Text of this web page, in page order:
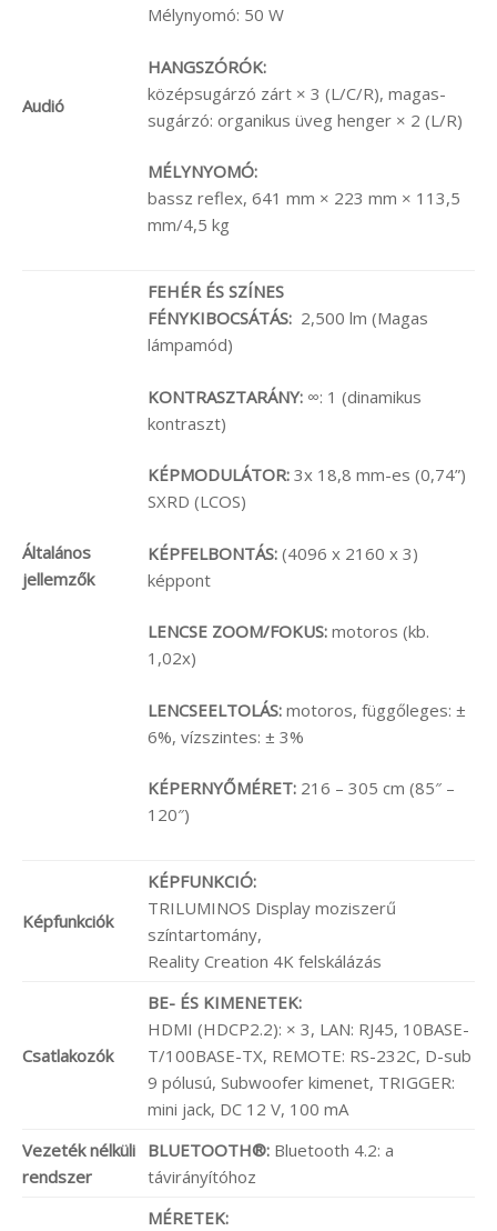
Audió
Mélynyomó: 50 W
HANGSZÓRÓK:
középsugárzó zárt × 3 (L/C/R), magas-
sugárzó: organikus üveg henger × 2 (L/R)
MÉLYNYOMÓ:
bassz reflex, 641 mm × 223 mm × 113,5
mm/4,5 kg
Általános
jellemzők
FEHÉR ÉS SZÍNES
FÉNYKIBOCSÁTÁS: 2,500 lm (Magas
lámpamód)
KONTRASZTARÁNY: ∞: 1 (dinamikus
kontraszt)
KÉPMODULÁTOR: 3x 18,8 mm-es (0,74”)
SXRD (LCOS)
KÉPFELBONTÁS: (4096 x 2160 x 3)
képpont
LENCSE ZOOM/FOKUS: motoros (kb.
1,02x)
LENCSEELTOLÁS: motoros, függőleges: ±
6%, vízszintes: ± 3%
KÉPERNYŐMÉRET: 216 – 305 cm (85″ –
120″)
Képfunkciók
KÉPFUNKCIÓ:
TRILUMINOS Display moziszerű
színtartomány,
Reality Creation 4K felskálázás
Csatlakozók
BE- ÉS KIMENETEK:
HDMI (HDCP2.2): × 3, LAN: RJ45, 10BASE-
T/100BASE-TX, REMOTE: RS-232C, D-sub
9 pólusú, Subwoofer kimenet, TRIGGER:
mini jack, DC 12 V, 100 mA
Vezeték nélküli
rendszer
BLUETOOTH®: Bluetooth 4.2: a
távirányítóhoz
MÉRETEK: